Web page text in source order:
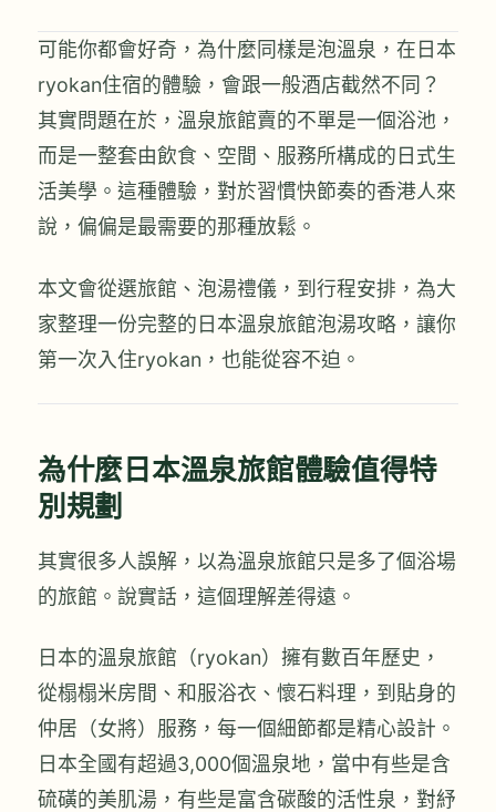
可能你都會好奇，為什麼同樣是泡溫泉，在日本
ryokan住宿的體驗，會跟一般酒店截然不同？
其實問題在於，溫泉旅館賣的不單是一個浴池，
而是一整套由飲食、空間、服務所構成的日式生
活美學。這種體驗，對於習慣快節奏的香港人來
說，偏偏是最需要的那種放鬆。
本文會從選旅館、泡湯禮儀，到行程安排，為大
家整理一份完整的日本溫泉旅館泡湯攻略，讓你
第一次入住ryokan，也能從容不迫。
為什麼日本溫泉旅館體驗值得特
別規劃
其實很多人誤解，以為溫泉旅館只是多了個浴場
的旅館。說實話，這個理解差得遠。
日本的溫泉旅館（ryokan）擁有數百年歷史，
從榻榻米房間、和服浴衣、懷石料理，到貼身的
仲居（女將）服務，每一個細節都是精心設計。
日本全國有超過3,000個溫泉地，當中有些是含
硫磺的美肌湯，有些是富含碳酸的活性泉，對紓